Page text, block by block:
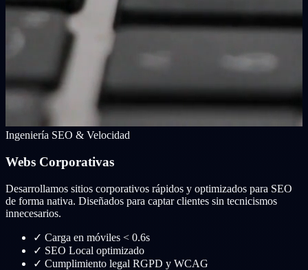
Ingeniería SEO & Velocidad
Webs Corporativas
Desarrollamos sitios corporativos rápidos y optimizados para SEO
de forma nativa. Diseñados para captar clientes sin tecnicismos
innecesarios.
✓ Carga en móviles < 0.6s
✓ SEO Local optimizado
✓ Cumplimiento legal RGPD y WCAG